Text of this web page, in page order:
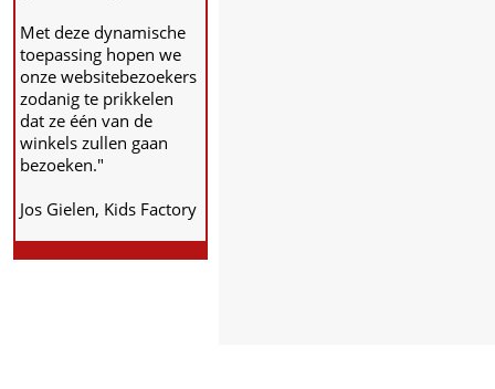
Met deze dynamische
toepassing hopen we
onze websitebezoekers
zodanig te prikkelen
dat ze één van de
winkels zullen gaan
bezoeken."
Jos Gielen, Kids Factory